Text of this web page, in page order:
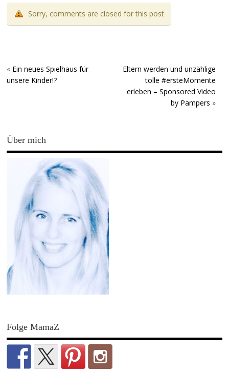
Sorry, comments are closed for this post
« Ein neues Spielhaus für
unsere Kinder!?
Eltern werden und unzählige
tolle #ersteMomente
erleben – Sponsored Video
by Pampers »
Über mich
Folge MamaZ